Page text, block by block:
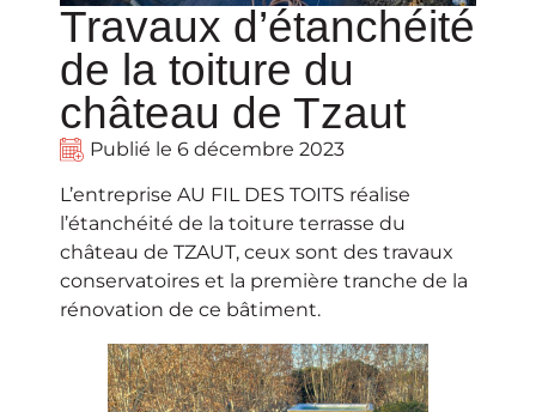
Travaux d’étanchéité
de la toiture du
château de Tzaut
Publié le 6 décembre 2023
L’entreprise AU FIL DES TOITS réalise
l’étanchéité de la toiture terrasse du
château de TZAUT, ceux sont des travaux
conservatoires et la première tranche de la
rénovation de ce bâtiment.